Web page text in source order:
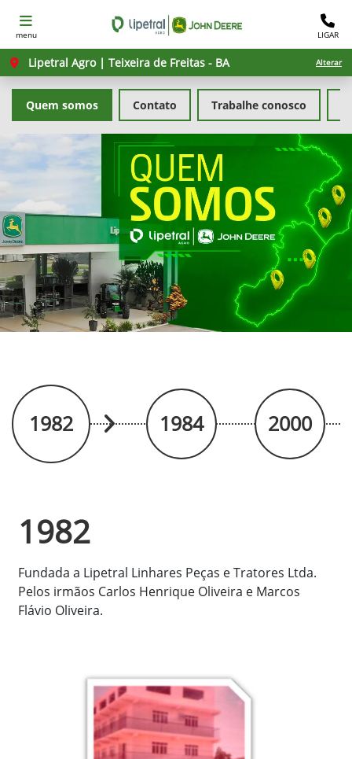
menu LIGAR
Lipetral Agro | Teixeira de Freitas - BA Alterar
Quem somos Contato Trabalhe conosco
1982 1984 2000
1982
Fundada a Lipetral Linhares Peças e Tratores Ltda.
Pelos irmãos Carlos Henrique Oliveira e Marcos
Flávio Oliveira.